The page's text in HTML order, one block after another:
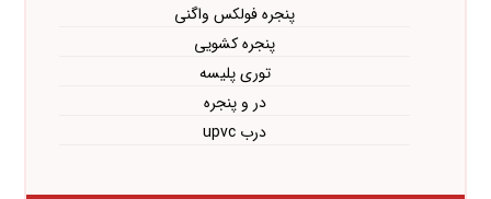
پنجره فولکس واگنی
پنجره کشویی
توری پلیسه
در و پنجره
درب upvc